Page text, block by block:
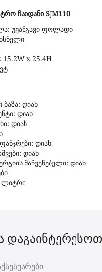
ჩაიდანი SJM110
უჟანგავი ფოლადი
15.2W x 25.4H
ბაზა: დიახ
დიახ
დიახ
დიახ
დიახ
მაჩვენებელი: დიახ
ლიტრი
დაგაინტერესოთ